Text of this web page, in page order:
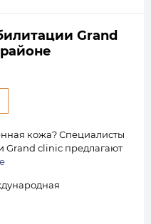
Grand
кожа? Специалисты
clinic предлагают